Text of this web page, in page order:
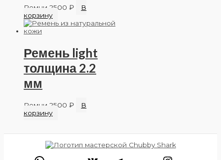
Ремни 2500 ₽
В
корзину
Ремень light
толщина 2.2
мм
Ремни 2500 ₽
В
корзину